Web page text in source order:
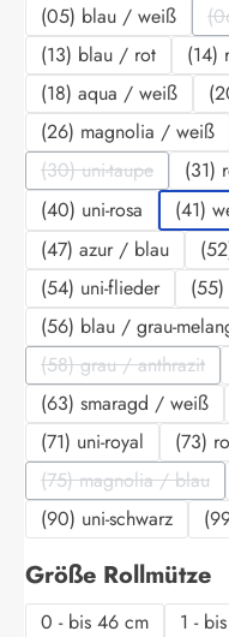
(05) blau / weiß
(13) blau / rot (14)
(18) aqua / weiß
(26) magnolia / weiß
(30) uni-taupe
(Diese Option ist
(31)
(40) uni-rosa
(41)
(47) azur / blau
(54) uni-flieder
(55)
(56) blau / grau-
(58) grau / anthrazit
(Diese Option
(63) smaragd / weiß
(71) uni-royal
(73)
(75) magnolia / blau
(Diese Option
(90) uni-schwarz
Größe Rollmütze
0 - bis 46 cm 1 -